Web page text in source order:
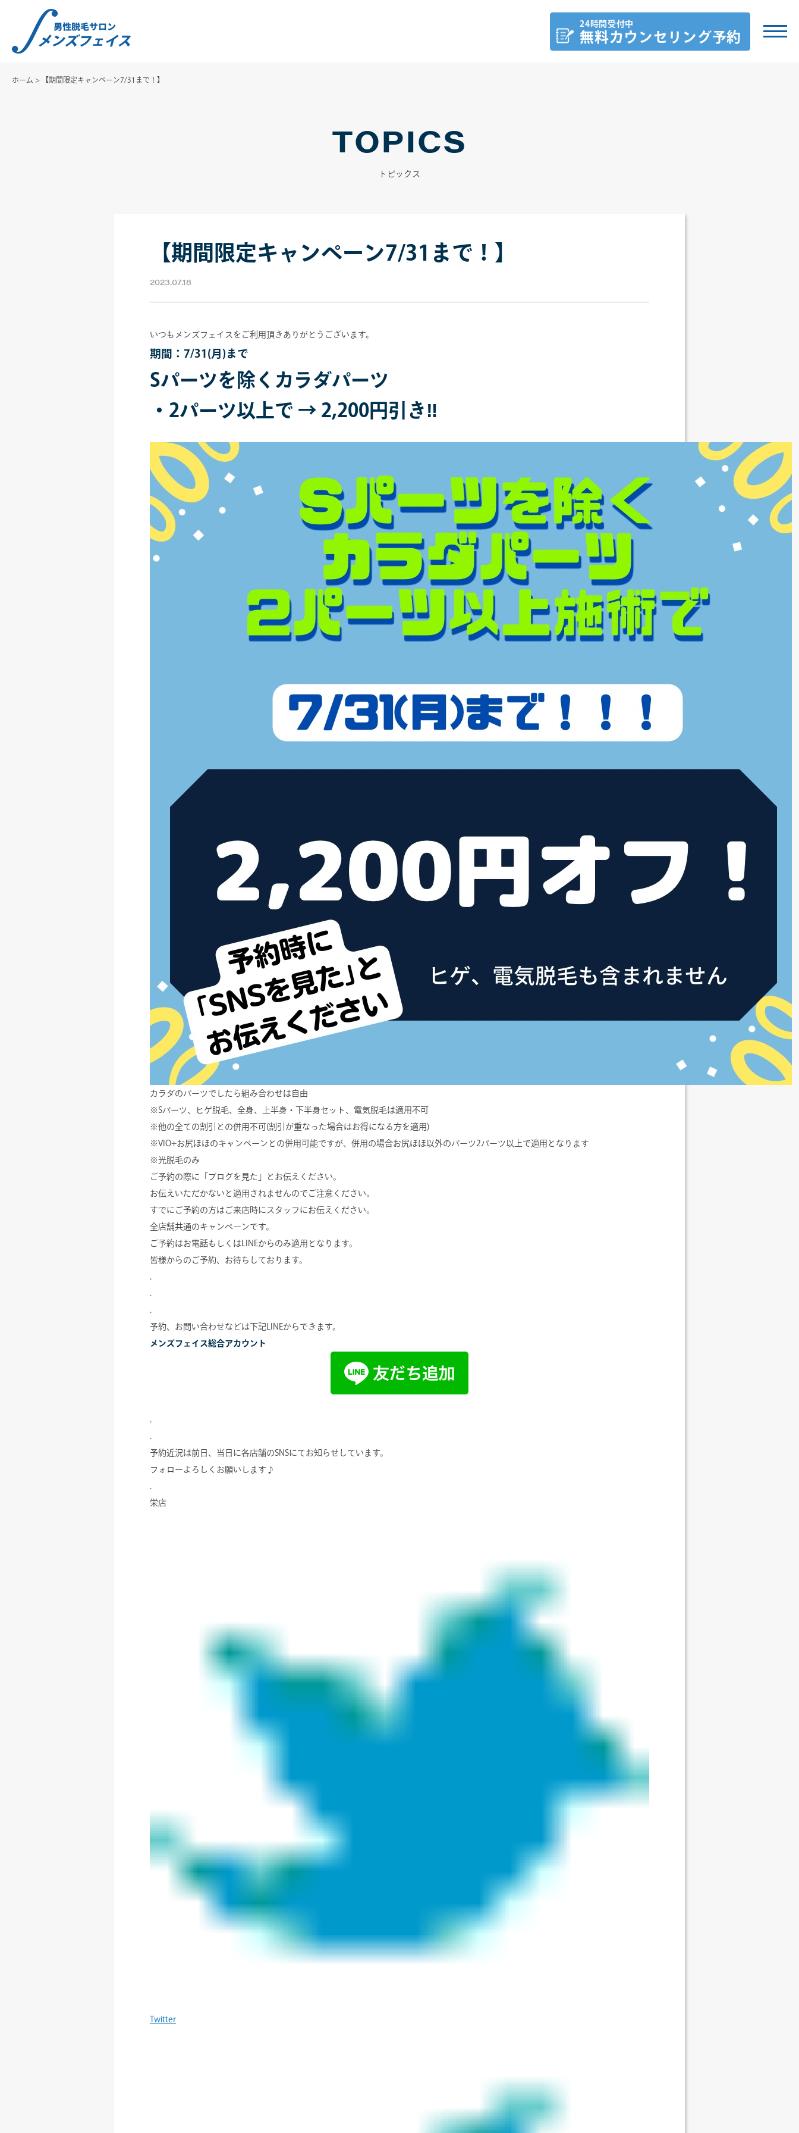
24時間受付中
無料カウンセリング予約
ホーム > 【期間限定キャンペーン7/31まで！】
TOPICS
トピックス
【期間限定キャンペーン7/31まで！】
2023.07.18
いつもメンズフェイスをご利用頂きありがとうございます。
期間：7/31(月)まで
Sパーツを除くカラダパーツ
・2パーツ以上で → 2,200円引き‼️
カラダのパーツでしたら組み合わせは自由
※Sパーツ、ヒゲ脱毛、全身、上半身・下半身セット、電気脱毛は適用不可
※他の全ての割引との併用不可(割引が重なった場合はお得になる方を適用)
※VIO+お尻ほほのキャンペーンとの併用可能ですが、併用の場合お尻ほほ以外のパーツ2パーツ以上で適用となります
※光脱毛のみ
ご予約の際に「ブログを見た」とお伝えください。
お伝えいただかないと適用されませんのでご注意ください。
すでにご予約の方はご来店時にスタッフにお伝えください。
全店舗共通のキャンペーンです。
ご予約はお電話もしくはLINEからのみ適用となります。
皆様からのご予約、お待ちしております。
.
.
.
予約、お問い合わせなどは下記LINEからできます。
メンズフェイス総合アカウント
.
.
予約近況は前日、当日に各店舗のSNSにてお知らせしています。
フォローよろしくお願いします♪
.
栄店
Twitter